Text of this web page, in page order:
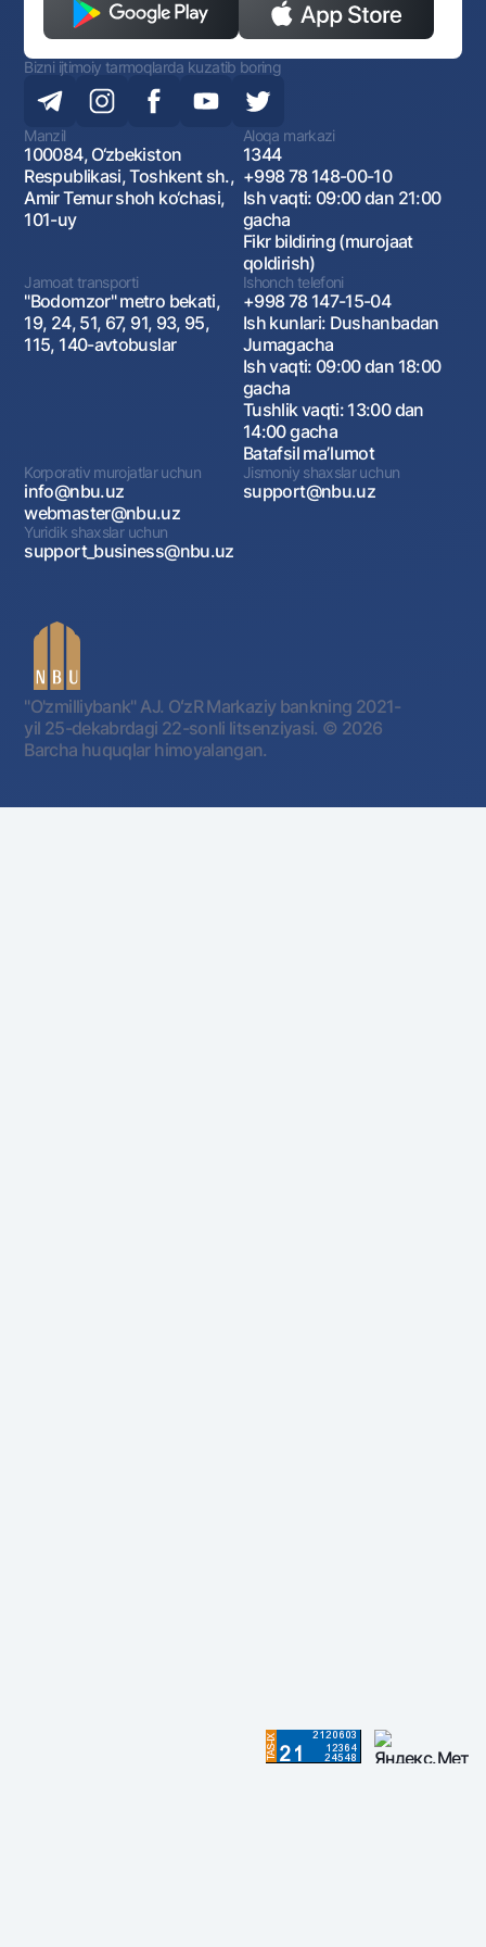
Bizni ijtimoiy tarmoqlarda kuzatib boring
Manzil
100084, O‘zbekiston
Respublikasi, Toshkent sh.,
Amir Temur shoh ko‘chasi,
101-uy
Aloqa markazi
1344
+998 78 148-00-10
Ish vaqti: 09:00 dan 21:00
gacha
Fikr bildiring (murojaat
qoldirish)
Jamoat transporti
"Bodomzor" metro bekati,
19, 24, 51, 67, 91, 93, 95,
115, 140-avtobuslar
Ishonch telefoni
+998 78 147-15-04
Ish kunlari: Dushanbadan
Jumagacha
Ish vaqti: 09:00 dan 18:00
gacha
Tushlik vaqti: 13:00 dan
14:00 gacha
Batafsil maʼlumot
Korporativ murojatlar uchun
info@nbu.uz
webmaster@nbu.uz
Jismoniy shaxslar uchun
support@nbu.uz
Yuridik shaxslar uchun
support_business@nbu.uz
"O'zmilliybank" AJ. OʻzR Markaziy bankning 2021-
yil 25-dekabrdagi 22-sonli litsenziyasi. © 2026
Barcha huquqlar himoyalangan.